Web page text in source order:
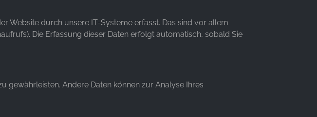
Website durch unsere IT-Systeme erfasst. Das sind vor allem
Die Erfassung dieser Daten erfolgt automatisch, sobald Sie
gewährleisten. Andere Daten können zur Analyse Ihres